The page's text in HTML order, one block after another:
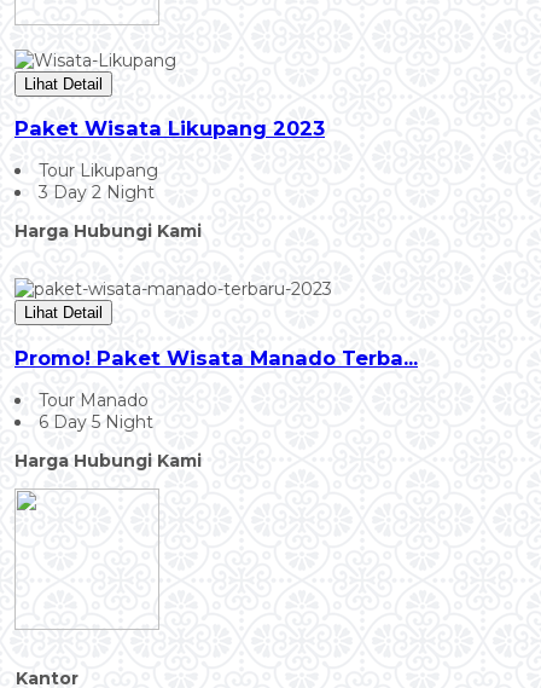
Lihat Detail
Paket Wisata Likupang 2023
Tour Likupang
3 Day 2 Night
Harga Hubungi Kami
Lihat Detail
Promo! Paket Wisata Manado Terba...
Tour Manado
6 Day 5 Night
Harga Hubungi Kami
Kantor